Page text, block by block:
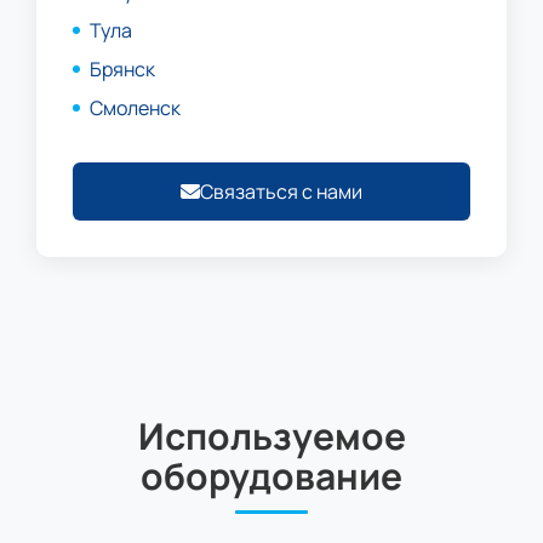
Тула
Брянск
Смоленск
Связаться с нами
Используемое
оборудование